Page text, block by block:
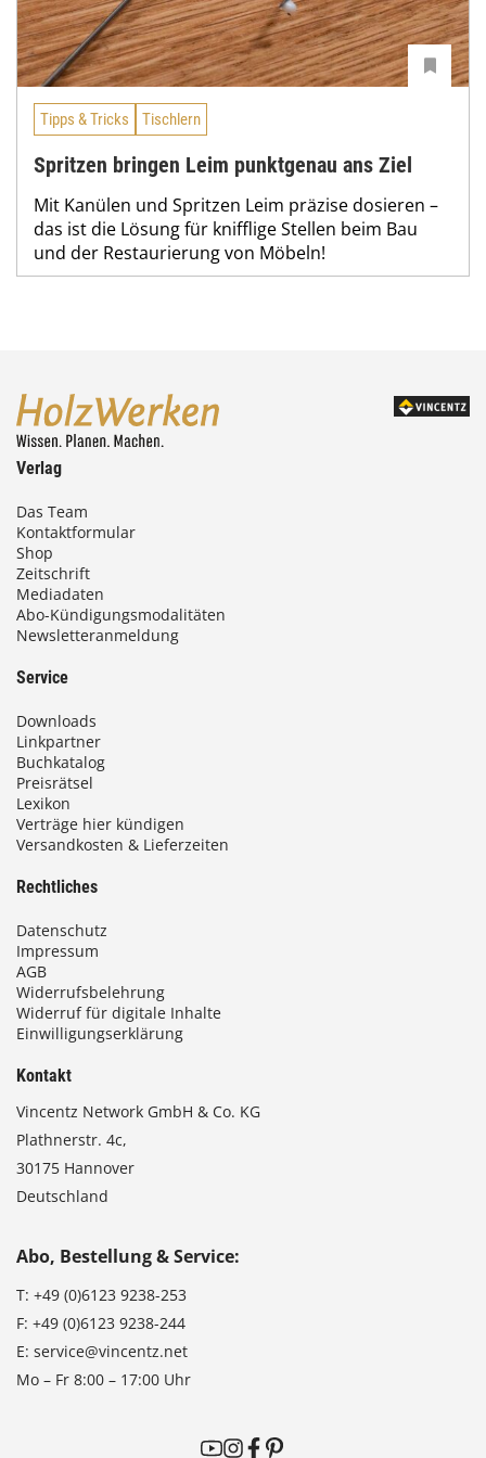
Tipps & Tricks Tischlern
Spritzen bringen Leim punktgenau ans Ziel
Mit Kanülen und Spritzen Leim präzise dosieren –
das ist die Lösung für knifflige Stellen beim Bau
und der Restaurierung von Möbeln!
Verlag
Das Team
Kontaktformular
Shop
Zeitschrift
Mediadaten
Abo-Kündigungsmodalitäten
Newsletteranmeldung
Service
Downloads
Linkpartner
Buchkatalog
Preisrätsel
Lexikon
Verträge hier kündigen
Versandkosten & Lieferzeiten
Rechtliches
Datenschutz
Impressum
AGB
Widerrufsbelehrung
Widerruf für digitale Inhalte
Einwilligungserklärung
Kontakt
Vincentz Network GmbH & Co. KG
Plathnerstr. 4c,
30175 Hannover
Deutschland
Abo, Bestellung & Service:
T: +49 (0)6123 9238-253
F: +49 (0)6123 9238-244
E: service@vincentz.net
Mo – Fr 8:00 – 17:00 Uhr